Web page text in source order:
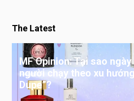
The Latest
MF Opinion: Tại sao
người chạy theo xu
Dupe”?